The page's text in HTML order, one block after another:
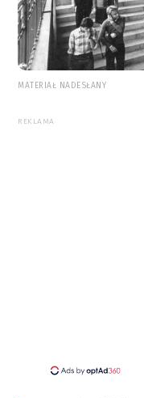
MATERIAŁ NADESŁANY
REKLAMA